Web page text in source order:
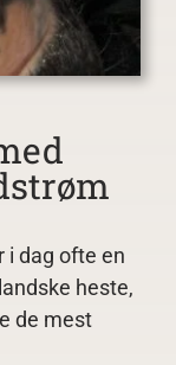
i dag ofte en
heste,
de mest